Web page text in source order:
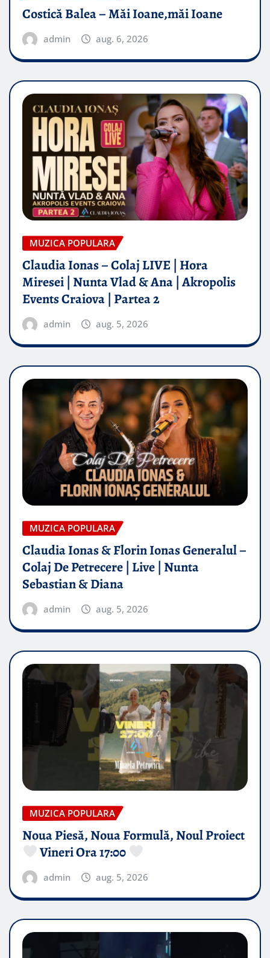
Costică Balea – Măi Ioane,măi Ioane
admin aug. 6, 2026
MUZICA POPULARA
Claudia Ionas – Colaj LIVE | Hora
Miresei | Nunta Vlad & Ana | Akropolis
Events Craiova | Partea 2
admin aug. 5, 2026
MUZICA POPULARA
Claudia Ionas & Florin Ionas Generalul –
Colaj De Petrecere | Live | Nunta
Sebastian & Diana
admin aug. 5, 2026
MUZICA POPULARA
Noua Piesă, Noua Formulă, Noul Proiect
Vineri Ora 17:00
admin aug. 5, 2026